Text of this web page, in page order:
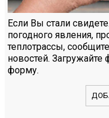
Если Вы стали
погодного явления,
теплотрассы,
новостей.
форму.